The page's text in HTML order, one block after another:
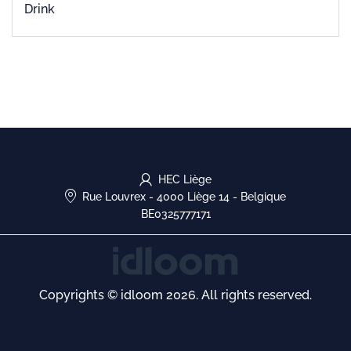
Drink
HEC Liège
Rue Louvrex - 4000 Liège 14 - Belgique
BE0325777171
Copyrights © idloom 2026. All rights reserved.